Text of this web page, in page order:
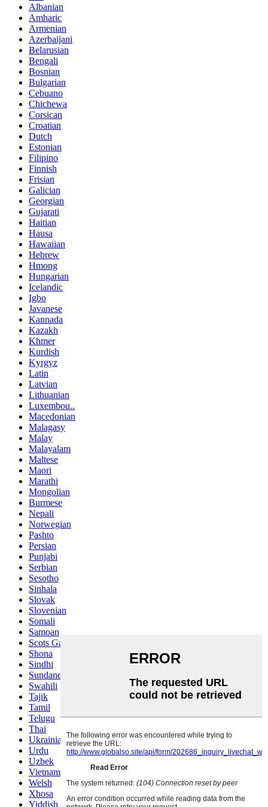
Albanian
Amharic
Armenian
Azerbaijani
Belarusian
Bengali
Bosnian
Bulgarian
Cebuano
Chichewa
Corsican
Croatian
Dutch
Estonian
Filipino
Finnish
Frisian
Galician
Georgian
Gujarati
Haitian
Hausa
Hawaiian
Hebrew
Hmong
Hungarian
Icelandic
Igbo
Javanese
Kannada
Kazakh
Khmer
Kurdish
Kyrgyz
Latin
Latvian
Lithuanian
Luxembou..
Macedonian
Malagasy
Malay
Malayalam
Maltese
Maori
Marathi
Mongolian
Burmese
Nepali
Norwegian
Pashto
Persian
Punjabi
Serbian
Sesotho
Sinhala
Slovak
Slovenian
Somali
Samoan
Scots Gaelic
Shona
Sindhi
Sundanese
Swahili
Tajik
Tamil
Telugu
Thai
Ukrainian
Urdu
Uzbek
Vietnamese
Welsh
Xhosa
Yiddish